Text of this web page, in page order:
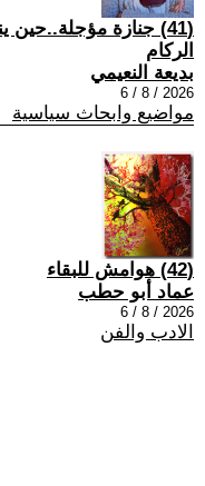
(41) جنازة
الركام
بديعة النعيمي
2026 / 8 / 6
مواضيع وابحاث سياسية
(42) هوامش للبقاء
عماد أبو حطب
2026 / 8 / 6
الادب والفن